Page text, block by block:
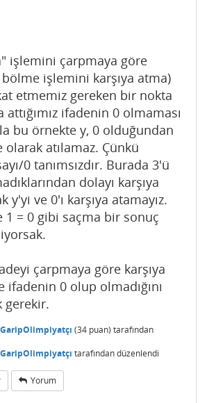
işlemini çarpmaya göre
işlemini karşıya atma)
etmemiz gereken bir nokta
attığımız ifadenin 0 olmaması
bu örnekte y, 0 olduğundan
olarak atılamaz. Çünkü
0 tanımsızdır. Burada 3'ü
dolayı karşıya
y'yi ve 0'ı karşıya atamayız.
1 = 0 gibi saçma bir sonuç
çarpmaya göre karşıya
ifadenin 0 olup olmadığını
gerekir.
(34 puan) tarafından
tarafındandüzenlendi
Yorum